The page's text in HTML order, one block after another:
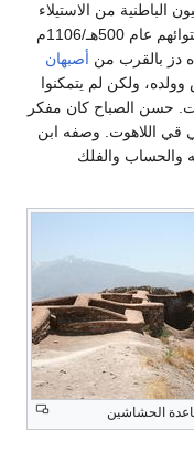
من الاستيلاء
على قلاع جديدة لكن السلاجقة استطاعوا احتوائهم عام 500هـ/1106م
دز بالقرب من أصبهان
ولكن لم يتمكنوا
حسن الصباح كان مفكر
قي اللاهوت. وصفه ابن
والحساب والفلك
الحشاشين